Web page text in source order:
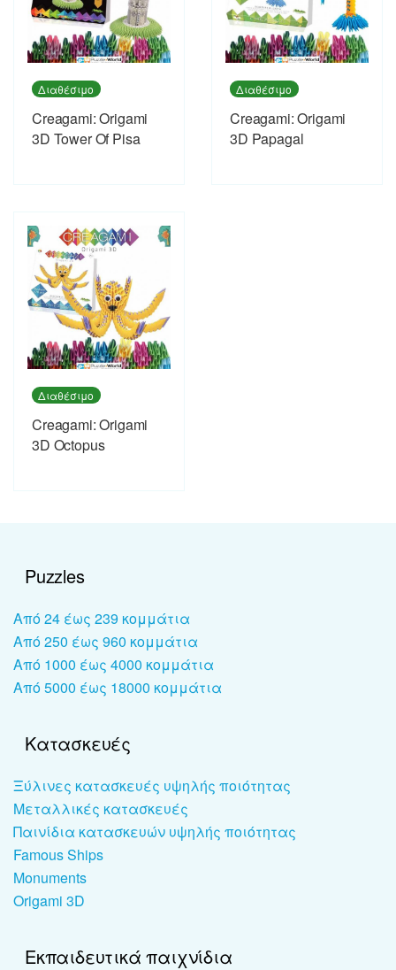
Διαθέσιμο
Creagami: Origami
3D Tower Of Pisa
Διαθέσιμο
Creagami: Origami
3D Papagal
Διαθέσιμο
Creagami: Origami
3D Octopus
Puzzles
Από 24 έως 239 κομμάτια
Από 250 έως 960 κομμάτια
Από 1000 έως 4000 κομμάτια
Από 5000 έως 18000 κομμάτια
Κατασκευές
Ξύλινες κατασκευές υψηλής ποιότητας
Μεταλλικές κατασκευές
Παινίδια κατασκευών υψηλής ποιότητας
Famous Ships
Monuments
Origami 3D
Εκπαιδευτικά παιχνίδια